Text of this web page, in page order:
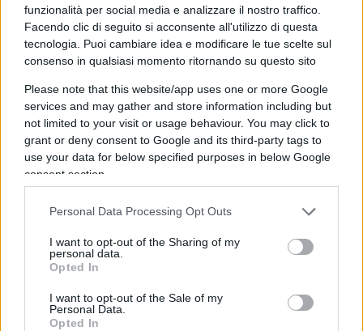
funzionalità per social media e analizzare il nostro traffico.
Facendo clic di seguito si acconsente all'utilizzo di questa
tecnologia. Puoi cambiare idea e modificare le tue scelte sul
consenso in qualsiasi momento ritornando su questo sito
Please note that this website/app uses one or more Google
services and may gather and store information including but
not limited to your visit or usage behaviour. You may click to
grant or deny consent to Google and its third-party tags to
use your data for below specified purposes in below Google
consent section.
Personal Data Processing Opt Outs
I want to opt-out of the Sharing of my
personal data.
Opted In
I want to opt-out of the Sale of my
Personal Data.
Opted In
(Ppe), è toccato un ruolo ambiguo: dopo mesi di
silenzio ha proposto una bozza che pone
condizioni molto più caute, invitando a verificare
seil mercato privato possa costruire prima
una rete europea di pagamentie solo in caso
contrario procedere a una valuta della banca
centrale. Questa posizione è stata interpretata da
molti comeuna frenata politica mascherata da
tecnicismo, piuttosto che come una seria
riflessione sui reali interessi economici degli
europei.
bisogno?